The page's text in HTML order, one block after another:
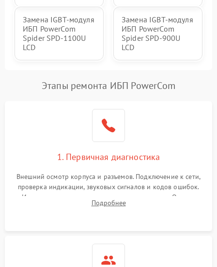
Замена IGBT-модуля
ИБП PowerCom
Spider SPD-1100U
LCD
Замена IGBT-модуля
ИБП PowerCom
Spider SPD-900U
LCD
Этапы ремонта ИБП PowerCom
1. Первичная диагностика
Внешний осмотр корпуса и разъемов. Подключение к сети,
проверка индикации, звуковых сигналов и кодов ошибок.
Измерение входного и выходного напряжения. Оценка
реакции ИБП на отключение основного питания без
Подробнее